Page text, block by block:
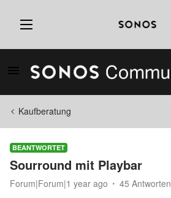
Kaufberatung
BEANTWORTET
Sourround mit Playbar
Forum|Forum|1 year ago 45 Antworten